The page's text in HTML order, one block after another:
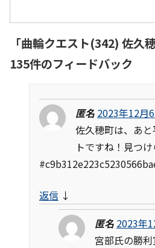
「曲輪クエスト(342) 佐久
135件のフィードバック
匿名 2023年12月
佐久穂町は、あ
トですね！見つ
返信 ↓
匿名 2023年
宮部氏の勝